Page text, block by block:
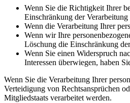
Wenn Sie die Richtigkeit Ihrer
Einschränkung der
Wenn die Verarbeitung Ihrer
Wenn wir Ihre
Löschung die Einschränkung
Wenn Sie einen Widerspruch
Interessen überwiegen, haben
Wenn Sie die Verarbeitung Ihrer
Verteidigung von Rechtsansprüchen
Mitgliedstaats verarbeitet werden.